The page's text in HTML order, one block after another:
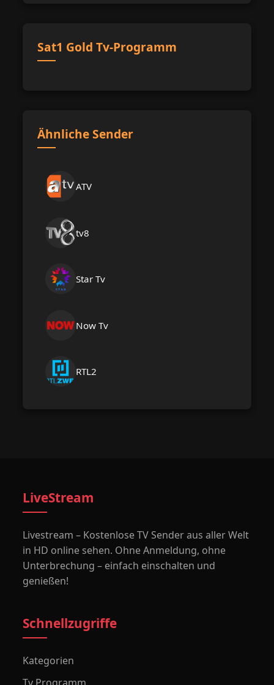
Sat1 Gold Tv-Programm
Ähnliche Sender
ATV
tv8
Star Tv
Now Tv
RTL2
LiveStream
Livestream – Kostenlose TV Sender aus aller Welt
in HD online sehen. Ohne Anmeldung, ohne
Unterbrechung – einfach einschalten und
genießen!
Schnellzugriffe
Kategorien